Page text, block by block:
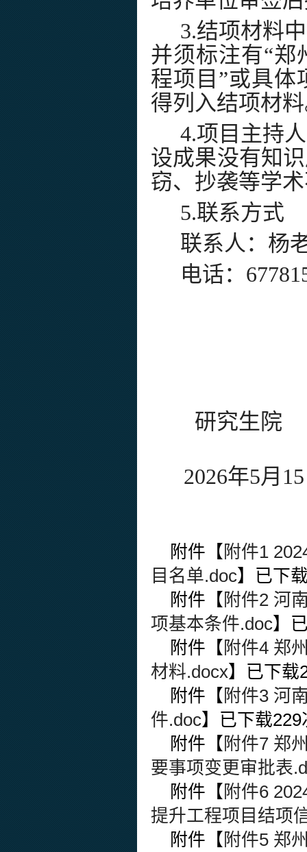
3.结项材料
并须标注有“郑
程项目”或具体
得列入结项材
4.项目主持
设成果没有知
窃、抄袭等学
5.联系方式
联系人：杨
电话：
研究生院
2026年5月
附件【 附件1
目名单.doc】已下
附件【 附件2 河
项基本条件.doc】
附件【 附件4 郑
材料.docx】已下载
附件【 附件3 河
件.doc】已下载229
附件【 附件7 郑
要事项变更审批表
附件【 附件6
提升工程项目结项
附件【 附件5 郑